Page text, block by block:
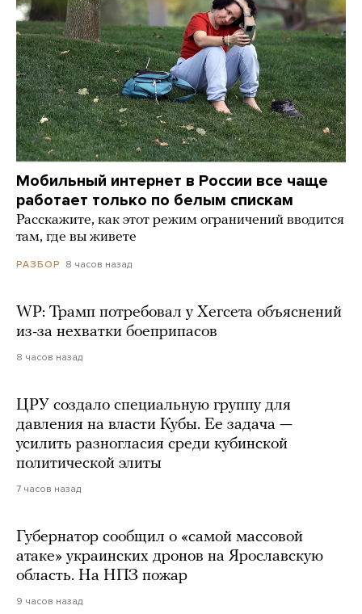
Мобильный интернет в России все чаще
работает только по белым спискам
Расскажите, как этот режим ограничений вводится
там, где вы живете
РАЗБОР 8 часов назад
WP: Трамп потребовал у Хегсета объяснений
из-за нехватки боеприпасов
8 часов назад
ЦРУ создало специальную группу для
давления на власти Кубы. Ее задача —
усилить разногласия среди кубинской
политической элиты
7 часов назад
Губернатор сообщил о «самой массовой
атаке» украинских дронов на Ярославскую
область. На НПЗ пожар
9 часов назад